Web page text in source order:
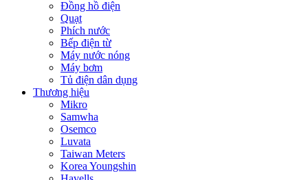
Đồng hồ điện
Quạt
Phích nước
Bếp điện từ
Máy nước nóng
Máy bơm
Tủ điện dân dụng
Thương hiệu
Mikro
Samwha
Osemco
Luvata
Taiwan Meters
Korea Youngshin